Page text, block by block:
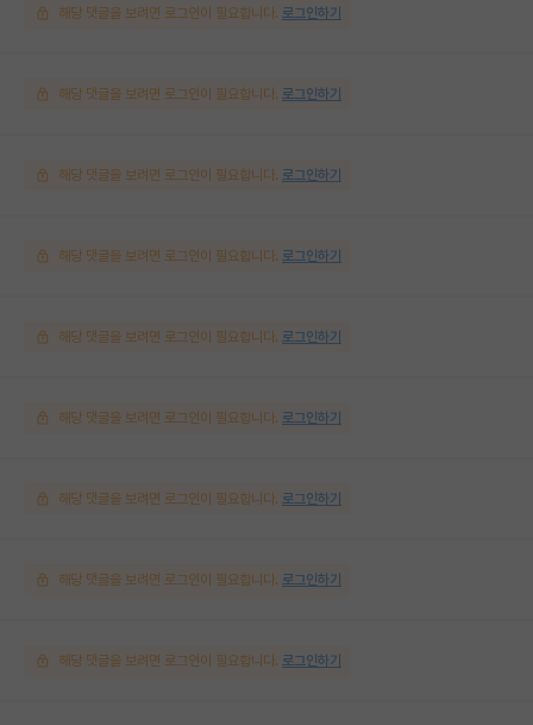
해당 댓글을 보려면 로그인이 필요합니다. 로그인하기
해당 댓글을 보려면 로그인이 필요합니다. 로그인하기
해당 댓글을 보려면 로그인이 필요합니다. 로그인하기
해당 댓글을 보려면 로그인이 필요합니다. 로그인하기
해당 댓글을 보려면 로그인이 필요합니다. 로그인하기
해당 댓글을 보려면 로그인이 필요합니다. 로그인하기
해당 댓글을 보려면 로그인이 필요합니다. 로그인하기
해당 댓글을 보려면 로그인이 필요합니다. 로그인하기
해당 댓글을 보려면 로그인이 필요합니다. 로그인하기